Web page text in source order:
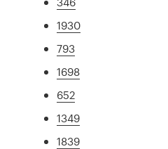
1930
793
1698
652
1349
1839